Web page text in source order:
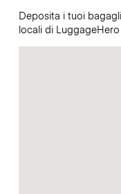
Deposita i tuoi
locali di